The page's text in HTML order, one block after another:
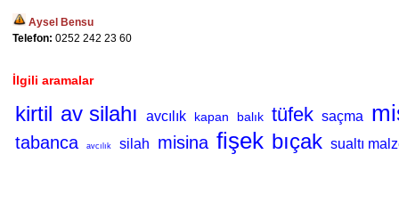
Aysel Bensu
Telefon: 0252 242 23 60
İlgili aramalar
kirtil av silahı avcılık kapan balık tüfek saçma
tabanca avcılık silah misina fişek bıçak sualtı